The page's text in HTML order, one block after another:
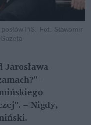
PiS. Fot. Sławomir
Jarosława
-
– Nigdy,